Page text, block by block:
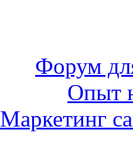
Форум
Опыт
Маркетинг